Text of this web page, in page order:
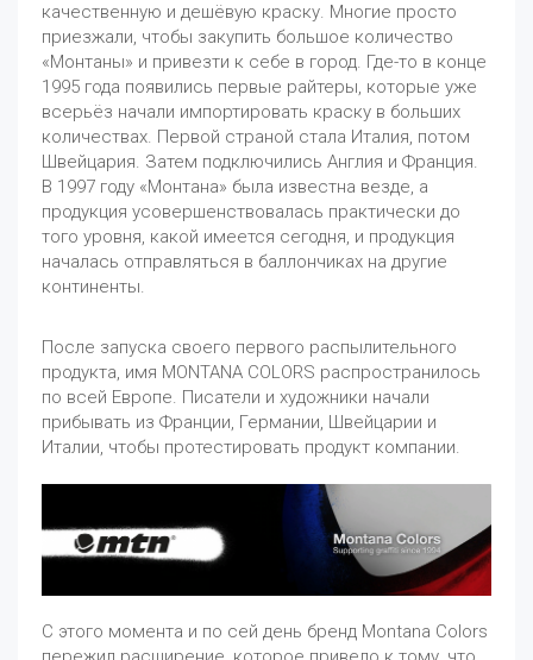
качественную и дешёвую краску. Многие просто
приезжали, чтобы закупить большое количество
«Монтаны» и привезти к себе в город. Где-то в конце
1995 года появились первые райтеры, которые уже
всерьёз начали импортировать краску в больших
количествах. Первой страной стала Италия, потом
Швейцария. Затем подключились Англия и Франция.
В 1997 году «Монтана» была известна везде, а
продукция усовершенствовалась практически до
того уровня, какой имеется сегодня, и продукция
началась отправляться в баллончиках на другие
континенты.
После запуска своего первого распылительного
продукта, имя MONTANA COLORS распространилось
по всей Европе. Писатели и художники начали
прибывать из Франции, Германии, Швейцарии и
Италии, чтобы протестировать продукт компании.
С этого момента и по сей день бренд Montana Colors